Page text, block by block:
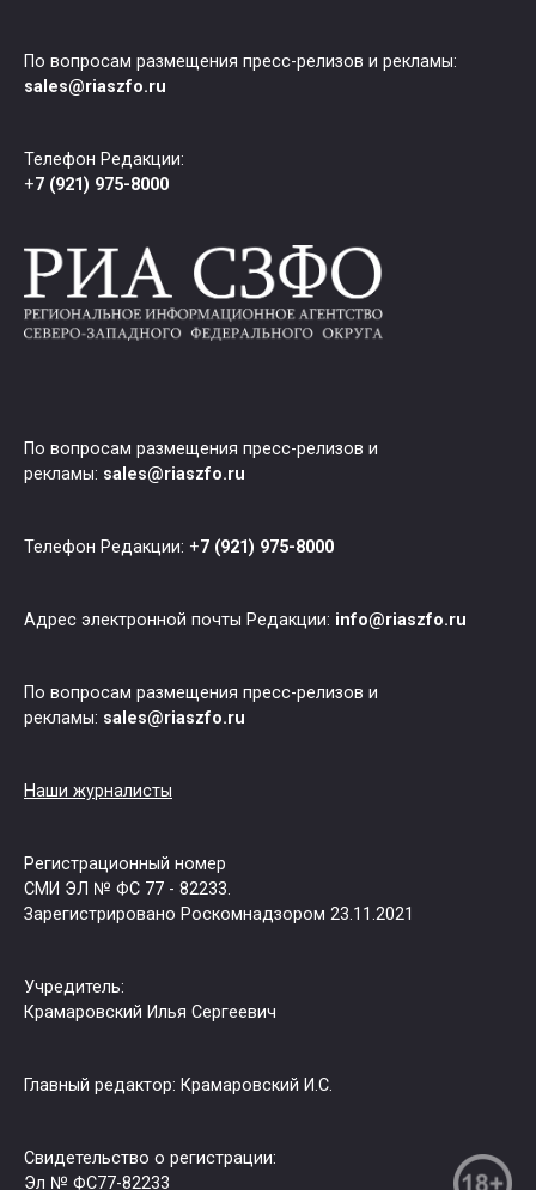
По вопросам размещения пресс-релизов и рекламы:
sales@riaszfo.ru
Телефон Редакции:
+7 (921) 975-8000
По вопросам размещения пресс-релизов и
рекламы: sales@riaszfo.ru
Телефон Редакции: +7 (921) 975-8000
Адрес электронной почты Редакции: info@riaszfo.ru
По вопросам размещения пресс-релизов и
рекламы: sales@riaszfo.ru
Наши журналисты
Регистрационный номер
СМИ ЭЛ № ФС 77 - 82233.
Зарегистрировано Роскомнадзором 23.11.2021
Учредитель:
Крамаровский Илья Сергеевич
Главный редактор: Крамаровский И.С.
Свидетельство о регистрации:
Эл № ФС77-82233